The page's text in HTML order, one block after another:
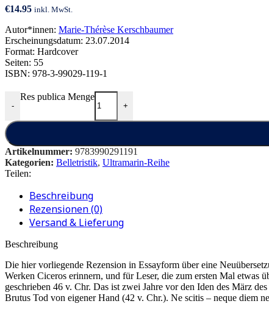
€14.95 inkl. MwSt.
Autor*innen: Marie-Thérèse Kerschbaumer
Erscheinungsdatum: 23.07.2014
Format: Hardcover
Seiten: 55
ISBN: 978-3-99029-119-1
-
Res publica Menge
+
Artikelnummer: 9783990291191
Kategorien: Belletristik, Ultramarin-Reihe
Teilen:
Beschreibung
Rezensionen (0)
Versand & Lieferung
Beschreibung
Die hier vorliegende Rezension in Essayform über eine
Werken Ciceros erinnern, und für Leser, die zum ersten Mal etwas
geschrieben 46 v. Chr. Das ist zwei Jahre vor den Iden des März
Brutus Tod von eigener Hand (42 v. Chr.). Ne scitis – neque diem